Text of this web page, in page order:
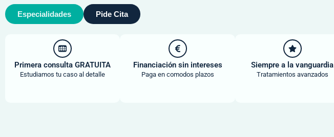
Especialidades Pide Cita
Primera consulta GRATUITA
Estudiamos tu caso al detalle
Financiación sin intereses
Paga en comodos plazos
Siempre a la vanguardia
Tratamientos avanzados